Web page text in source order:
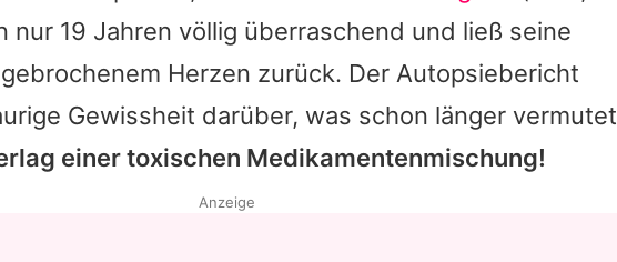
nur 19 Jahren völlig überraschend und ließ seine
Herzen zurück. Der Autopsiebericht
Gewissheit darüber, was schon länger vermutet
einer toxischen Medikamentenmischung!
Anzeige